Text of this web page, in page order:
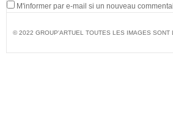
M'informer par e-mail si un nouveau
© 2022 GROUP'ARTUEL TOUTES LES IMAGES